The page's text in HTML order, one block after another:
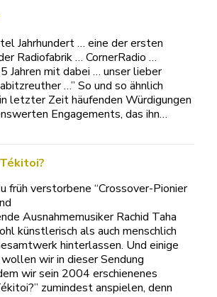
Jahrhundert … eine der ersten
Radiofabrik … CornerRadio …
Jahren mit dabei … unser lieber
…” So und so ähnlich
letzter Zeit häufenden Würdigungen
Engagements, das ihn…
früh verstorbene “Crossover-Pionier
Ausnahmemusiker Rachid Taha
künstlerisch als auch menschlich
hinterlassen. Und einige
wir in dieser Sendung
wir sein 2004 erschienenes
zumindest anspielen, denn